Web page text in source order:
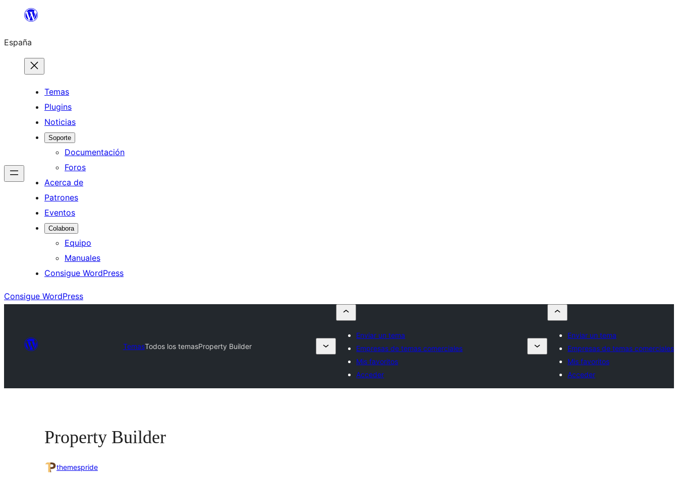
Saltar
contenido
España
Temas
Plugins
Noticias
Soporte
Documentación
Foros
Acerca de
Patrones
Eventos
Colabora
Equipo
Manuales
Consigue WordPress
Consigue WordPress
TemasTodos los temasProperty Builder
Enviar un tema
Empresas de temas comerciales
Mis favoritos
Acceder
Enviar un tema
Empresas de temas comerciales
Mis favoritos
Acceder
Property Builder
themespride